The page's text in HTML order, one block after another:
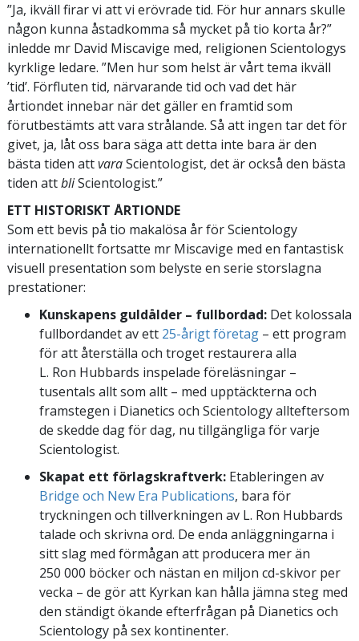
”Ja, ikväll firar vi att vi erövrade tid. För hur annars skulle
någon kunna åstadkomma så mycket på tio korta år?”
inledde mr David Miscavige med, religionen Scientologys
kyrklige ledare. ”Men hur som helst är vårt tema ikväll
’tid’. Förfluten tid, närvarande tid och vad det här
årtiondet innebar när det gäller en framtid som
förutbestämts att vara strålande. Så att ingen tar det för
givet, ja, låt oss bara säga att detta inte bara är den
bästa tiden attvaraScientologist, det är också den bästa
tiden attbliScientologist.”
ETT HISTORISKT ÅRTIONDE
Som ett bevis på tio makalösa år för Scientology
internationellt fortsatte mr Miscavige med en fantastisk
visuell presentation som belyste en serie storslagna
prestationer:
Kunskapens guldålder – fullbordad: Det kolossala
fullbordandet av ett 25-årigt företag – ett program
för att återställa och troget restaurera alla
L. Ron Hubbards inspelade föreläsningar –
tusentals allt som allt – med upptäckterna och
framstegen i Dianetics och Scientology allteftersom
de skedde dag för dag, nu tillgängliga för varje
Scientologist.
Skapat ett förlagskraftverk: Etableringen av
Bridge och New Era Publications, bara för
tryckningen och tillverkningen av L. Ron Hubbards
talade och skrivna ord. De enda anläggningarna i
sitt slag med förmågan att producera mer än
250 000 böcker och nästan en miljon cd-skivor per
vecka – de gör att Kyrkan kan hålla jämna steg med
den ständigt ökande efterfrågan på Dianetics och
Scientology på sex kontinenter.